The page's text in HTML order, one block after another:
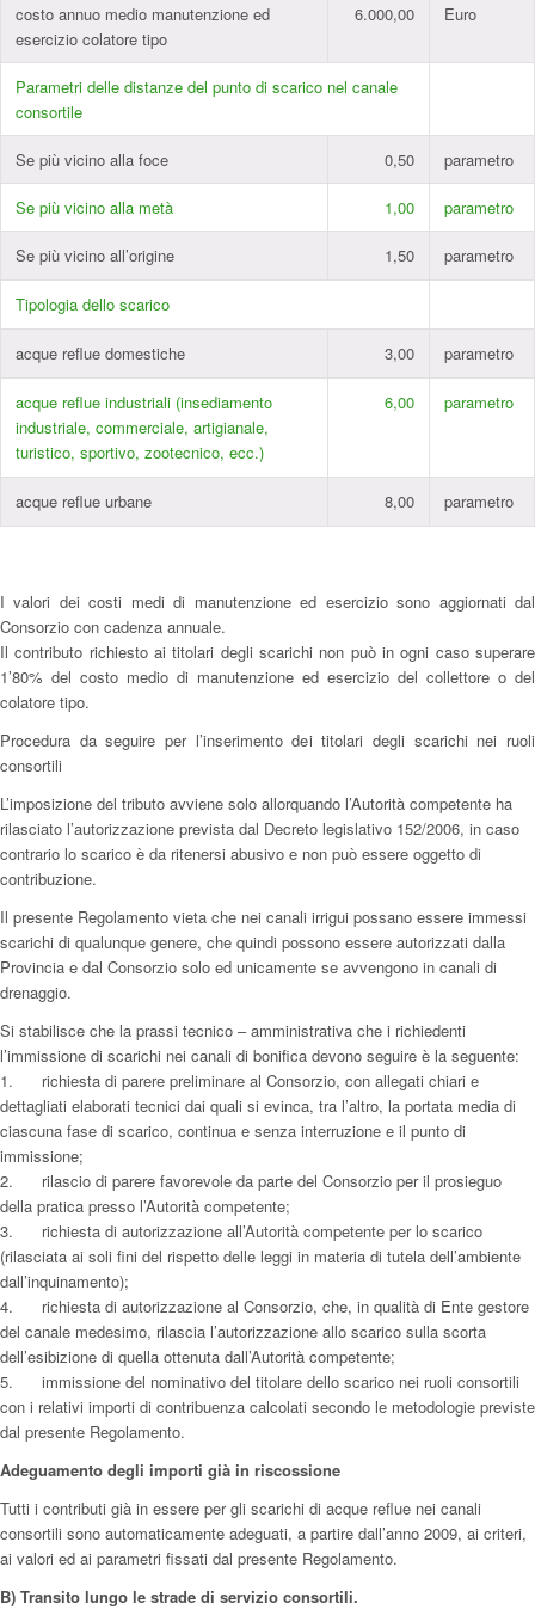
costo annuo medio manutenzione ed
esercizio colatore tipo
6.000,00 Euro
Parametri delle distanze del punto di scarico nel canale
consortile
Se più vicino alla foce 0,50 parametro
Se più vicino alla metà 1,00 parametro
Se più vicino all’origine 1,50 parametro
Tipologia dello scarico
acque reflue domestiche 3,00 parametro
acque reflue industriali (insediamento
industriale, commerciale, artigianale,
turistico, sportivo, zootecnico, ecc.)
6,00 parametro
acque reflue urbane 8,00 parametro
I valori dei costi medi di manutenzione ed esercizio sono aggiornati dal
Consorzio con cadenza annuale.
Il contributo richiesto ai titolari degli scarichi non può in ogni caso superare
1’80% del costo medio di manutenzione ed esercizio del collettore o del
colatore tipo.
Procedura da seguire per l’inserimento dei titolari degli scarichi nei ruoli
consortili
L’imposizione del tributo avviene solo allorquando l’Autorità competente ha
rilasciato l’autorizzazione prevista dal Decreto legislativo 152/2006, in caso
contrario lo scarico è da ritenersi abusivo e non può essere oggetto di
contribuzione.
Il presente Regolamento vieta che nei canali irrigui possano essere immessi
scarichi di qualunque genere, che quindi possono essere autorizzati dalla
Provincia e dal Consorzio solo ed unicamente se avvengono in canali di
drenaggio.
Si stabilisce che la prassi tecnico – amministrativa che i richiedenti
l’immissione di scarichi nei canali di bonifica devono seguire è la seguente:
1. richiesta di parere preliminare al Consorzio, con allegati chiari e
dettagliati elaborati tecnici dai quali si evinca, tra l’altro, la portata media di
ciascuna fase di scarico, continua e senza interruzione e il punto di
immissione;
2. rilascio di parere favorevole da parte del Consorzio per il prosieguo
della pratica presso l’Autorità competente;
3. richiesta di autorizzazione all’Autorità competente per lo scarico
(rilasciata ai soli fini del rispetto delle leggi in materia di tutela dell’ambiente
dall’inquinamento);
4. richiesta di autorizzazione al Consorzio, che, in qualità di Ente gestore
del canale medesimo, rilascia l’autorizzazione allo scarico sulla scorta
dell’esibizione di quella ottenuta dall’Autorità competente;
5. immissione del nominativo del titolare dello scarico nei ruoli consortili
con i relativi importi di contribuenza calcolati secondo le metodologie previste
dal presente Regolamento.
Adeguamento degli importi già in riscossione
Tutti i contributi già in essere per gli scarichi di acque reflue nei canali
consortili sono automaticamente adeguati, a partire dall’anno 2009, ai criteri,
ai valori ed ai parametri fissati dal presente Regolamento.
B) Transito lungo le strade di servizio consortili.